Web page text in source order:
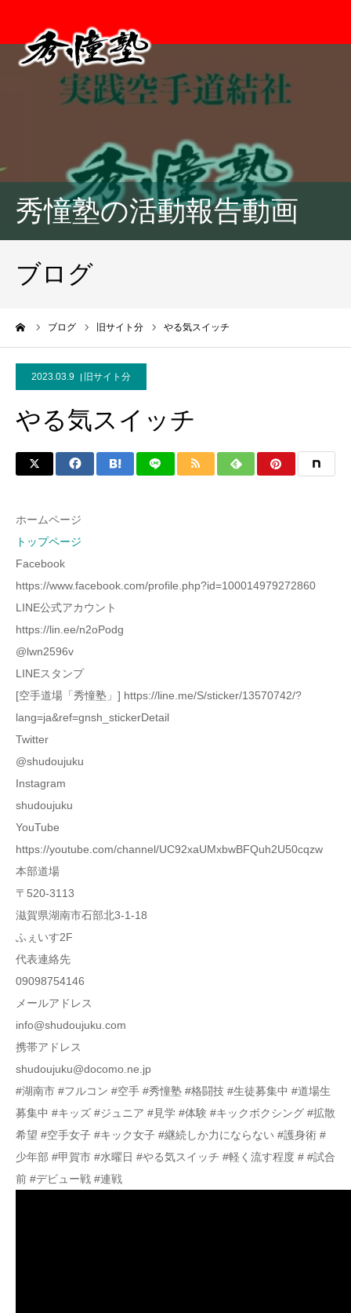
秀憧塾の活動報告動画
ブログ
ブログ 旧サイト分 やる気スイッチ
2023.03.9 旧サイト分
やる気スイッチ
ホームページ
トップページ
Facebook
https://www.facebook.com/profile.php?id=100014979272860
LINE公式アカウント
https://lin.ee/n2oPodg
@lwn2596v
LINEスタンプ
[空手道場「秀憧塾」] https://line.me/S/sticker/13570742/?
lang=ja&ref=gnsh_stickerDetail
Twitter
@shudoujuku
Instagram
shudoujuku
YouTube
https://youtube.com/channel/UC92xaUMxbwBFQuh2U50cqzw
本部道場
〒520-3113
滋賀県湖南市石部北3-1-18
ふぇいす2F
代表連絡先
09098754146
メールアドレス
info@shudoujuku.com
携帯アドレス
shudoujuku@docomo.ne.jp
#湖南市 #フルコン #空手 #秀憧塾 #格闘技 #生徒募集中 #道場生
募集中 #キッズ #ジュニア #見学 #体験 #キックボクシング #拡散
希望 #空手女子 #キック女子 #継続しか力にならない #護身術 #
少年部 #甲賀市 #水曜日 #やる気スイッチ #軽く流す程度 # #試合
前 #デビュー戦 #連戦